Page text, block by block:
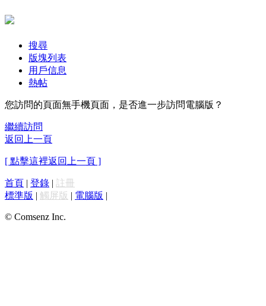
搜尋
版塊列表
用戶信息
熱帖
您訪問的頁面無手機頁面，是否進一步訪問電腦版？
繼續訪問
返回上一頁
[ 點擊這裡返回上一頁 ]
首頁 | 登錄 | 註冊
標準版 | 觸屏版 | 電腦版 |
© Comsenz Inc.